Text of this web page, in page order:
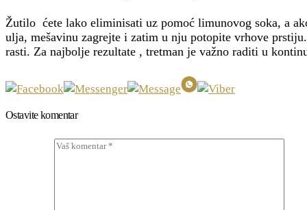
Žutilo ćete lako eliminisati uz pomoć limunovog soka, a
ulja, mešavinu zagrejte i zatim u nju potopite vrhove
rasti. Za najbolje rezultate , tretman je važno raditi u
Ostavite komentar